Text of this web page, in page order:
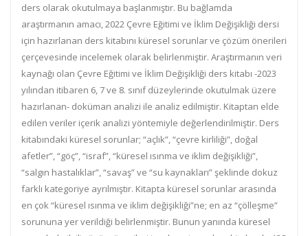
ders olarak okutulmaya başlanmıştır. Bu bağlamda
araştırmanın amacı, 2022 Çevre Eğitimi ve İklim Değişikliği dersi
için hazırlanan ders kitabını küresel sorunlar ve çözüm önerileri
çerçevesinde incelemek olarak belirlenmiştir. Araştırmanın veri
kaynağı olan Çevre Eğitimi ve İklim Değişikliği ders kitabı -2023
yılından itibaren 6, 7 ve 8. sınıf düzeylerinde okutulmak üzere
hazırlanan- doküman analizi ile analiz edilmiştir. Kitaptan elde
edilen veriler içerik analizi yöntemiyle değerlendirilmiştir. Ders
kitabındaki küresel sorunlar; “açlık”, “çevre kirliliği”, doğal
afetler”, “göç”, “israf”, “küresel ısınma ve iklim değişikliği”,
“salgın hastalıklar”, “savaş” ve “su kaynakları” şeklinde dokuz
farklı kategoriye ayrılmıştır. Kitapta küresel sorunlar arasında
en çok “küresel ısınma ve iklim değişikliği”ne; en az “çölleşme”
sorununa yer verildiği belirlenmiştir. Bunun yanında küresel